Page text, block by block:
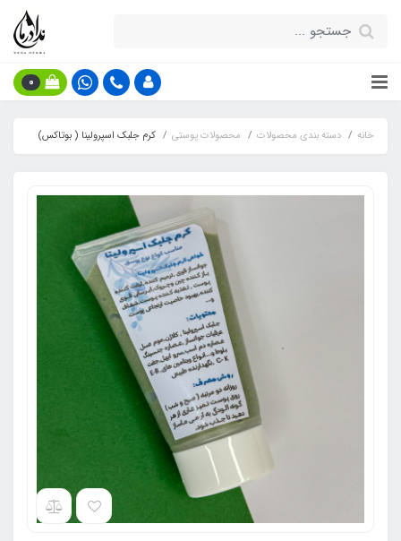
0
خانه دسته بندی محصولات محصولات پوستی کرم جلبک اسپرولینا ( بوتاکس)